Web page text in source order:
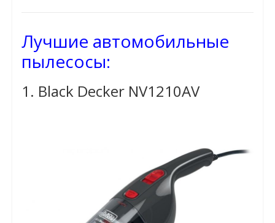
Лучшие автомобильные
пылесосы:
1. Black Decker NV1210AV